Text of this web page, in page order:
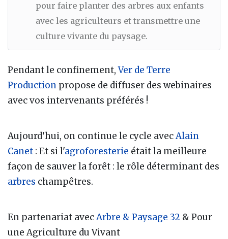
pour faire planter des arbres aux enfants
avec les agriculteurs et transmettre une
culture vivante du paysage.
Pendant le confinement,Ver de Terre
Production propose de diffuser des webinaires
avec vos intervenants préférés !
Aujourd'hui, on continue le cycle avecAlain
Canet : Et si l'agroforesterie était la meilleure
façon de sauver la forêt : le rôle déterminant des
arbres champêtres.
En partenariat avecArbre & Paysage 32 & Pour
une Agriculture du Vivant